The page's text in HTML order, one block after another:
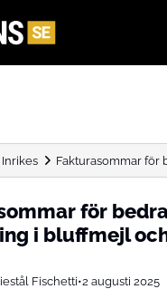
Inrikes Fakturasommar för
för
i bluffmejl
Fischetti•2 augusti 2025